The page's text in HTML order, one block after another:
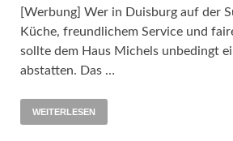
[Werbung] Wer in Duisburg auf der
Küche, freundlichem Service und
sollte dem Haus Michels unbedingt
abstatten. Das …
WEITERLESEN